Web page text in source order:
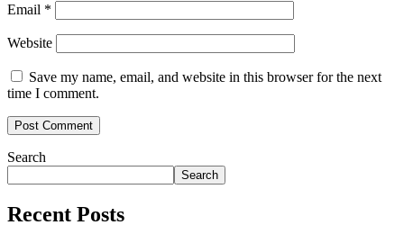
Email *
Website
Save my name, email, and website in this browser for the next
time I comment.
Search
Search
Recent Posts